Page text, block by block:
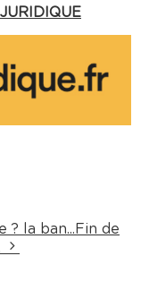
? la ban... Fin de